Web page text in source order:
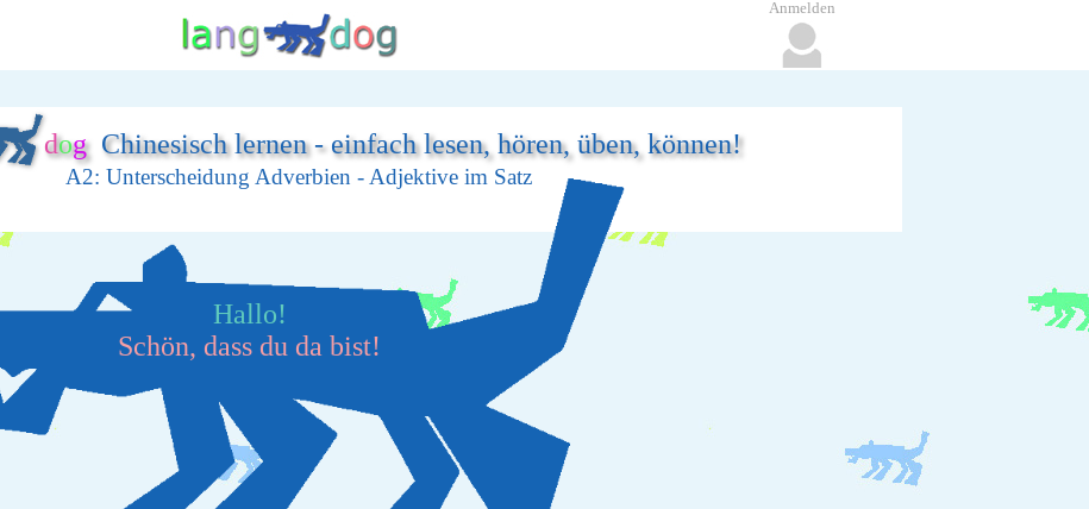
dogChinesisch lernen - einfach lesen, hören, üben, können!
A2: Unterscheidung Adverbien - Adjektive im Satz
Hallo!
Schön, dass du da bist!
Anmelden